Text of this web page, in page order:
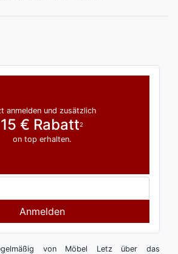
anmelden und zusätzlich
15 € Rabatt2
on top erhalten.
Anmelden
von Möbel Letz über das